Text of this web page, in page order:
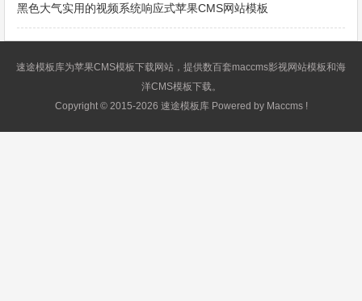
黑色大气实用的视频系统响应式苹果CMS网站模板
速途模板库为苹果CMS模板下载网站，提供数百套maccms影视网站模板和海
洋CMS模板下载。
Copyright © 2015-2026 速途模板库 Powered by Maccms !